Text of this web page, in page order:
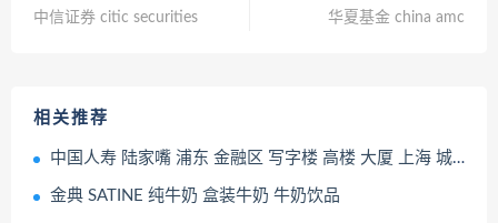
中信证券 citic securities
华夏基金 china amc
相关推荐
中国人寿 陆家嘴 浦东 金融区 写字楼 高楼 大厦 上海 城市
金典 SATINE 纯牛奶 盒装牛奶 牛奶饮品